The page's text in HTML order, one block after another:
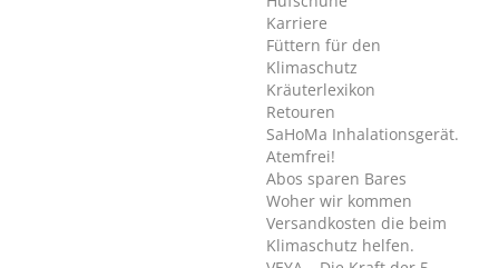
Karriere
Füttern für den
Klimaschutz
Kräuterlexikon
Retouren
SaHoMa Inhalationsgerät.
Atemfrei!
Abos sparen Bares
Woher wir kommen
Versandkosten die beim
Klimaschutz helfen.